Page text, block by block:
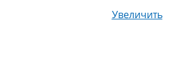
Увеличить